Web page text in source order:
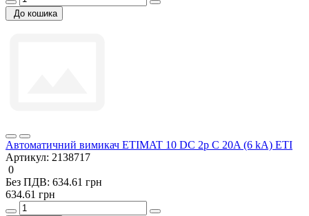
До кошика
Автоматичний вимикач ETIMAT 10 DC 2p C 20A (6 kA) ETI
Артикул: 2138717
0
Без ПДВ: 634.61 грн
634.61 грн